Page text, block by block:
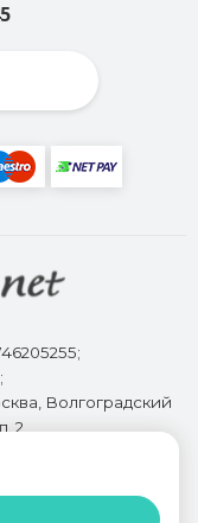
Волгоградский
2